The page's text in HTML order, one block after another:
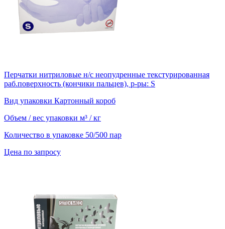
Перчатки нитриловые н/с неопудренные текстурированная
раб.поверхность (кончики пальцев), р-ры: S
Вид упаковки Картонный короб
Объем / вес упаковки м³ / кг
Количество в упаковке 50/500 пар
Цена по запросу